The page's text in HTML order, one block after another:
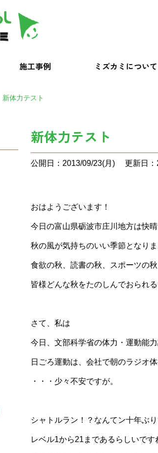
施工事例 ミズカミについて
新体力テスト
新体力テスト
公開日：2013/09/23(月) 更新日
おはようございます！
今日の富山県砺波市庄川地方は快晴
秋の風が気持ちのいい季節となりま
食欲の秋、読書の秋、スポーツの秋
皆様どんな秋をたのしんでおられ
さて、私は
今日、文部科学省の体力・運動能
日ごろ運動は、会社で朝のラジオ
・・・少々不安ですが。
シャトルラン！？なんてン十年ぶり
レベル1から21まであるらしいです